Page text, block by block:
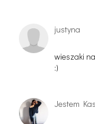
justyna
wieszaki
:)
Jestem